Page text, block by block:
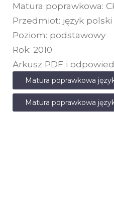
Matura poprawkowa:
Przedmiot: język polski
Poziom: podstawowy
Rok: 2010
Arkusz PDF i